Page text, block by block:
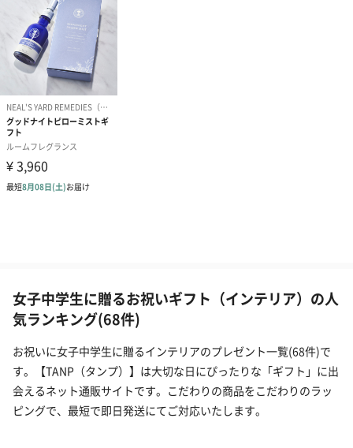
女子中学生に贈るお祝いギフト（インテリア）の人
気ランキング(68件)
お祝いに女子中学生に贈るインテリアのプレゼント一覧(68件)で
す。【TANP（タンプ）】は大切な日にぴったりな「ギフト」に出
会えるネット通販サイトです。こだわりの商品をこだわりのラッ
ピングで、最短で即日発送にてご対応いたします。